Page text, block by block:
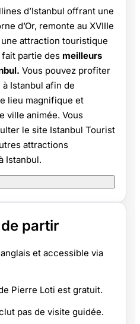
d’Istanbul offrant une
d’Or, remonte au XVIIIe
attraction touristique
partie des meilleurs
Vous pouvez profiter
Istanbul afin de
lieu magnifique et
ville animée. Vous
le site Istanbul Tourist
attractions
Istanbul.
partir
et accessible via
Pierre Loti est gratuit.
pas de visite guidée.